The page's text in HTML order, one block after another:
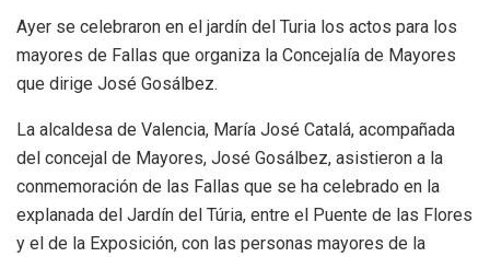
Ayer se celebraron en el jardín del Turia los actos para los
mayores de Fallas que organiza la Concejalía de Mayores
que dirige José Gosálbez.
La alcaldesa de Valencia, María José Catalá, acompañada
del concejal de Mayores, José Gosálbez, asistieron a la
conmemoración de las Fallas que se ha celebrado en la
explanada del Jardín del Túria, entre el Puente de las Flores
y el de la Exposición, con las personas mayores de la